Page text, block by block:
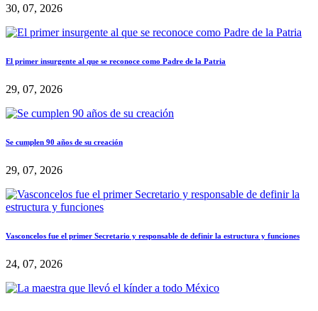
30, 07, 2026
El primer insurgente al que se reconoce como Padre de la Patria
29, 07, 2026
Se cumplen 90 años de su creación
29, 07, 2026
Vasconcelos fue el primer Secretario y responsable de definir la estructura y funciones
24, 07, 2026